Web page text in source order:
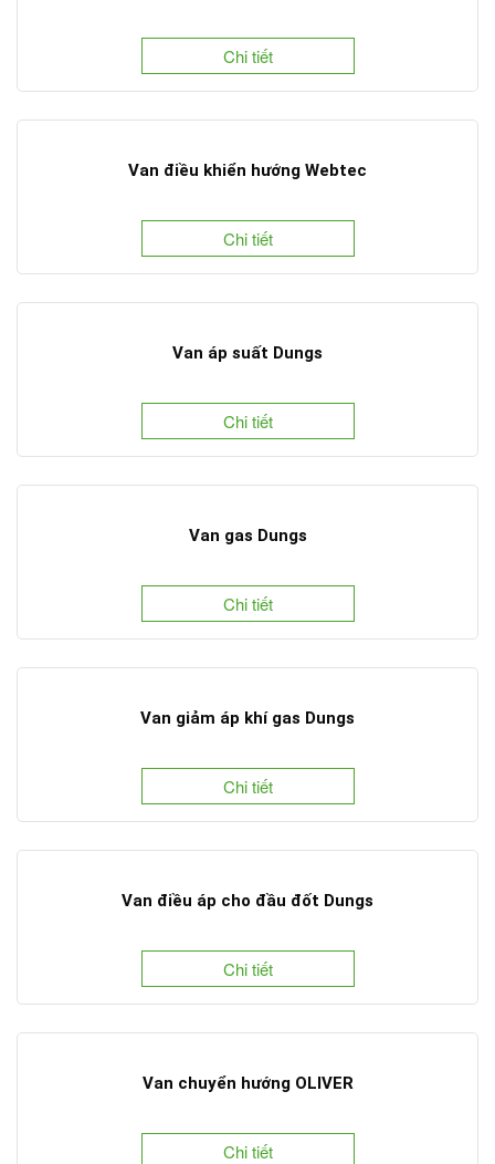
Chi tiết
Van điều khiển hướng Webtec
Chi tiết
Van áp suất Dungs
Chi tiết
Van gas Dungs
Chi tiết
Van giảm áp khí gas Dungs
Chi tiết
Van điều áp cho đầu đốt Dungs
Chi tiết
Van chuyển hướng OLIVER
Chi tiết